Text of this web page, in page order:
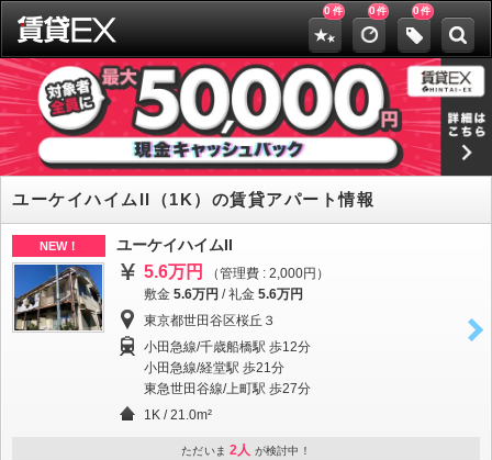
0 件 0件 0件
ユーケイハイムII（1K）の賃貸アパート情報
NEW！ ユーケイハイムII
5.6万円
（管理費 : 2,000円）
敷金 5.6万円 /礼金 5.6万円
東京都世田谷区桜丘３
小田急線/千歳船橋駅 歩12分
小田急線/経堂駅 歩21分
東急世田谷線/上町駅 歩27分
1K / 21.0m²
ただいま 2人 が検討中！